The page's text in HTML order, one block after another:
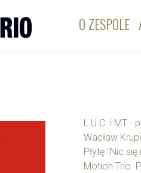
O ZESPOLE
L.U.C. i MT -
Wacław
Płytę "Nic
Motion Trio.